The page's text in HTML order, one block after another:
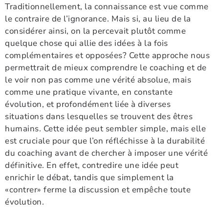
Traditionnellement, la connaissance est vue comme
le contraire de l’ignorance. Mais si, au lieu de la
considérer ainsi, on la percevait plutôt comme
quelque chose qui allie des idées à la fois
complémentaires et opposées? Cette approche nous
permettrait de mieux comprendre le coaching et de
le voir non pas comme une vérité absolue, mais
comme une pratique vivante, en constante
évolution, et profondément liée à diverses
situations dans lesquelles se trouvent des êtres
humains. Cette idée peut sembler simple, mais elle
est cruciale pour que l’on réfléchisse à la durabilité
du coaching avant de chercher à imposer une vérité
définitive. En effet, contredire une idée peut
enrichir le débat, tandis que simplement la
«contrer» ferme la discussion et empêche toute
évolution.